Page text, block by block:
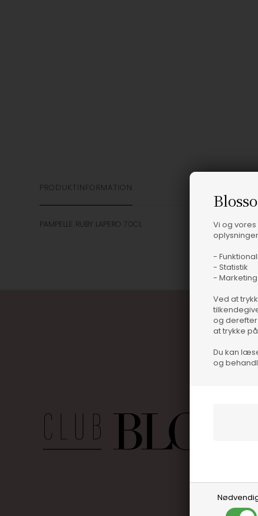
Vi og
-
- Statistik
- Marketing
Ved at
og
at trykke
Du kan
og
PRODUKTINFORMATION
PAMPELLE RUBY LAPERO 70CL